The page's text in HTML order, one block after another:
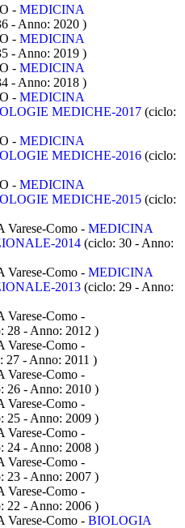
- MEDICINA
- Anno: 2020 )
- MEDICINA
- Anno: 2019 )
- MEDICINA
- Anno: 2018 )
- MEDICINA
MEDICHE-2017 (ciclo:
- MEDICINA
MEDICHE-2016 (ciclo:
- MEDICINA
MEDICHE-2015 (ciclo:
Varese-Como - MEDICINA
2014 (ciclo: 30 - Anno:
Varese-Como - MEDICINA
2013 (ciclo: 29 - Anno:
Varese-Como -
28 - Anno: 2012 )
Varese-Como -
27 - Anno: 2011 )
Varese-Como -
26 - Anno: 2010 )
Varese-Como -
25 - Anno: 2009 )
Varese-Como -
24 - Anno: 2008 )
Varese-Como -
23 - Anno: 2007 )
Varese-Como -
22 - Anno: 2006 )
Varese-Como - BIOLOGIA